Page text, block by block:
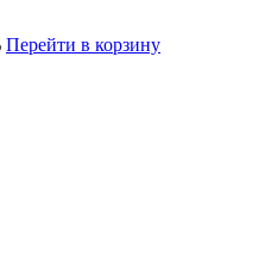
Перейти в корзину